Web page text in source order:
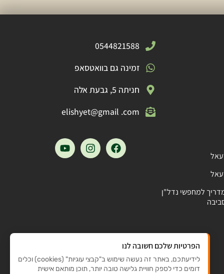
למחפשי נדל"ן
0544821588
זמינה גם בוואטסאפ
חניתה 5, גבעת אלה
elishyet@gmail .com
הפרטיות שלכם חשובה לנו
לידיעתכם, באתר זה נעשה שימוש ב"קבצי עוגיות" (cookies) וכלים
דומים כדי לספק חוויית גלישה טובה יותר, תוכן מותאם אישית